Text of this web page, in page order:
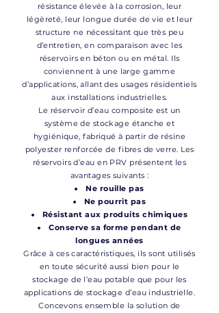
résistance élevée à la corrosion, leur
légèreté, leur longue durée de vie et leur
structure ne nécessitant que très peu
d’entretien, en comparaison avec les
réservoirs en béton ou en métal. Ils
conviennent à une large gamme
d’applications, allant des usages résidentiels
aux installations industrielles.
Le réservoir d’eau composite est un
système de stockage étanche et
hygiénique, fabriqué à partir de résine
polyester renforcée de fibres de verre. Les
réservoirs d’eau en PRV présentent les
avantages suivants :
Ne rouille pas
Ne pourrit pas
Résistant aux produits chimiques
Conserve sa forme pendant de
longues années
Grâce à ces caractéristiques, ils sont utilisés
en toute sécurité aussi bien pour le
stockage de l’eau potable que pour les
applications de stockage d’eau industrielle.
Concevons ensemble la solution de